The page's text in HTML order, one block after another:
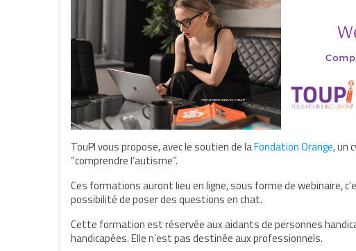
TouPI vous propose, avec le soutien de laFondation Orange, un
“comprendre l’autisme”.
Ces formations auront lieu en ligne, sous forme de webinaire,
possibilité de poser des questions en chat.
Cette formation est réservée aux aidants de personnes
handicapées. Elle n’est pas destinée aux professionnels.